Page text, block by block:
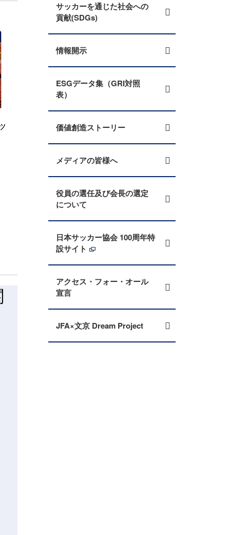
サッカーを通じた社会への
貢献(SDGs)
情報開示
ESGデータ集（GRI対照
表）
価値創造ストーリー
メディアの皆様へ
役員の選任及び会長の選定
について
日本サッカー協会 100周年特
設サイト
アクセス・フォー・オール
宣言
JFA×文京 Dream Project